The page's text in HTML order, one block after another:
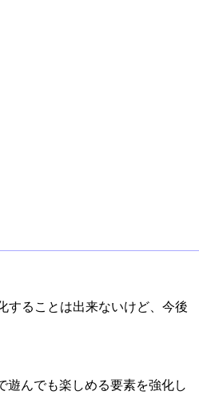
することは出来ないけど、今後
遊んでも楽しめる要素を強化し